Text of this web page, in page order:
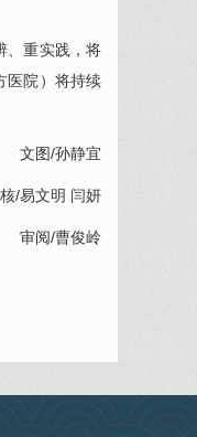
、重实践，将
医院）将持续
文图/孙静宜
/易文明 闫妍
审阅/曹俊岭